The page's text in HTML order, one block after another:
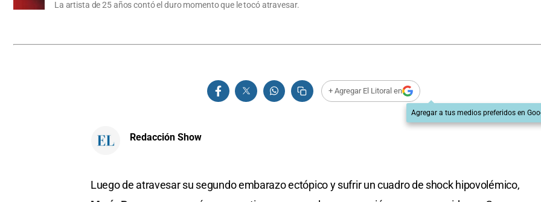
La artista de 25 años contó el duro momento que le tocó atravesar.
+ Agregar El Litoral en
Agregar a tus medios preferidos en
Redacción Show
Luego de atravesar su segundo embarazo ectópico y sufrir un cuadro de shock hipovolémico,